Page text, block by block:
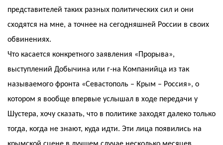
представителей таких разных политических сил и они
сходятся на мне, а точнее на сегодняшней России в своих
обвинениях.
Что касается конкретного заявления «Прорыва»,
выступлений Добычина или г-на Компанийца из так
называемого фронта «Севастополь – Крым – Россия», о
котором я вообще впервые услышал в ходе передачи у
Шустера, хочу сказать, что в политике заходят далеко только
тогда, когда не знают, куда идти. Эти лица появились на